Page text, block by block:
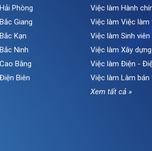
Phòng
Giang
Kạn
Ninh
Bằng
Biên
Việc làm Hành
Việc làm Việc làm
Việc làm Sinh
Việc làm Xây dựng
Việc làm Điện -
Việc làm Làm bán
Xem tất cả »